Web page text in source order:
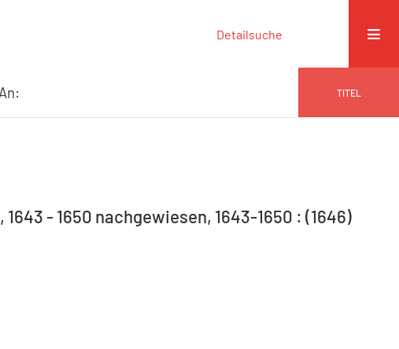
Detailsuche
TITEL
- 1650 nachgewiesen, 1643-1650 : (1646)